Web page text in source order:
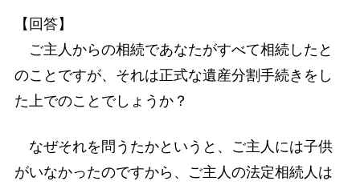
【回答】
ご主人からの相続であなたがすべて相続したと
のことですが、それは正式な遺産分割手続きをし
た上でのことでしょうか？
なぜそれを問うたかというと、ご主人には子供
がいなかったのですから、ご主人の法定相続人は